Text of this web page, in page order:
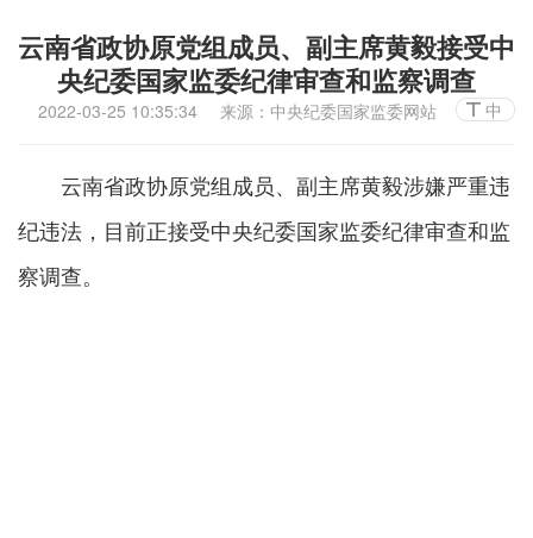
云南省政协原党组成员、副主席黄毅接受中
央纪委国家监委纪律审查和监察调查
2022-03-25 10:35:34 来源：中央纪委国家监委网站 中
云南省政协原党组成员、副主席黄毅涉嫌严重违
纪违法，目前正接受中央纪委国家监委纪律审查和监
察调查。